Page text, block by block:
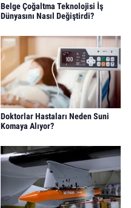
Belge Çoğaltma Teknolojisi İş
Dünyasını Nasıl Değiştirdi?
Doktorlar Hastaları Neden Suni
Komaya Alıyor?